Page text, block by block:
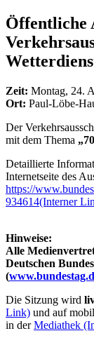
Öffentliche
Zeit: Montag, 24.
Ort: Paul-Löbe-
Der
mit dem Thema
Detaillierte
Internetseite des
https://
934614(Interner
Hinweise:
Alle
Deutschen
(
Die Sitzung wird
Link) und auf
in derMediathek